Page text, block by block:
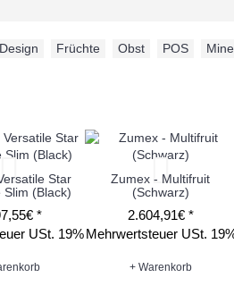
Design Früchte Obst POS
Star
Slim (Black)
*
USt. 19%
Zumex - Multifruit
(Schwarz)
2.604,91€ *
Mehrwertsteuer USt.
+ Warenkorb